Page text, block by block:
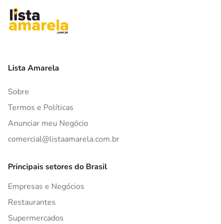
Lista Amarela
Sobre
Termos e Políticas
Anunciar meu Negócio
comercial@listaamarela.com.br
Principais setores do Brasil
Empresas e Negócios
Restaurantes
Supermercados